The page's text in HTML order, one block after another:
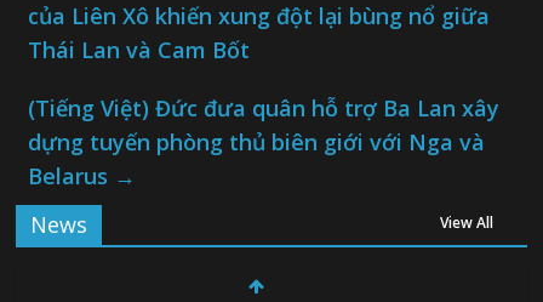
của Liên Xô khiến xung đột lại bùng nổ giữa
Thái Lan và Cam Bốt
(Tiếng Việt) Đức đưa quân hỗ trợ Ba Lan xây
dựng tuyến phòng thủ biên giới với Nga và
Belarus →
News
View All